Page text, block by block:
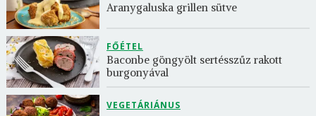
Aranygaluska grillen sütve
FŐÉTEL
Baconbe göngyölt sertésszűz rakott
burgonyával
VEGETÁRIÁNUS